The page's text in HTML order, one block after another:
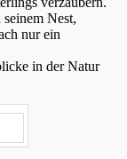
Nest,
nur ein
in der Natur